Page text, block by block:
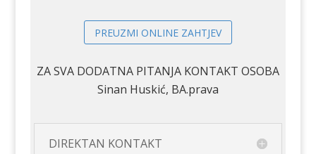
PREUZMI ONLINE ZAHTJEV
ZA SVA DODATNA PITANJA KONTAKT OSOBA
Sinan Huskić, BA.prava
DIREKTAN KONTAKT